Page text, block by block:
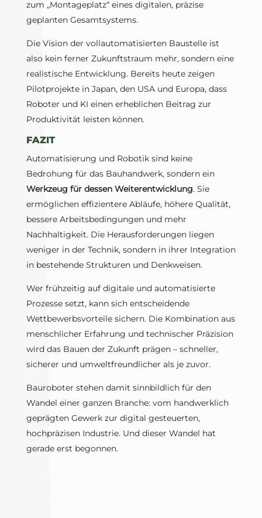
zum „Montageplatz“ eines digitalen, präzise
geplanten Gesamtsystems.
Die Vision der vollautomatisierten Baustelle ist
also kein ferner Zukunftstraum mehr, sondern eine
realistische Entwicklung. Bereits heute zeigen
Pilotprojekte in Japan, den USA und Europa, dass
Roboter und KI einen erheblichen Beitrag zur
Produktivität leisten können.
FAZIT
Automatisierung und Robotik sind keine
Bedrohung für das Bauhandwerk, sondern ein
Werkzeug für dessen Weiterentwicklung. Sie
ermöglichen effizientere Abläufe, höhere Qualität,
bessere Arbeitsbedingungen und mehr
Nachhaltigkeit. Die Herausforderungen liegen
weniger in der Technik, sondern in ihrer Integration
in bestehende Strukturen und Denkweisen.
Wer frühzeitig auf digitale und automatisierte
Prozesse setzt, kann sich entscheidende
Wettbewerbsvorteile sichern. Die Kombination aus
menschlicher Erfahrung und technischer Präzision
wird das Bauen der Zukunft prägen – schneller,
sicherer und umweltfreundlicher als je zuvor.
Bauroboter stehen damit sinnbildlich für den
Wandel einer ganzen Branche: vom handwerklich
geprägten Gewerk zur digital gesteuerten,
hochpräzisen Industrie. Und dieser Wandel hat
gerade erst begonnen.